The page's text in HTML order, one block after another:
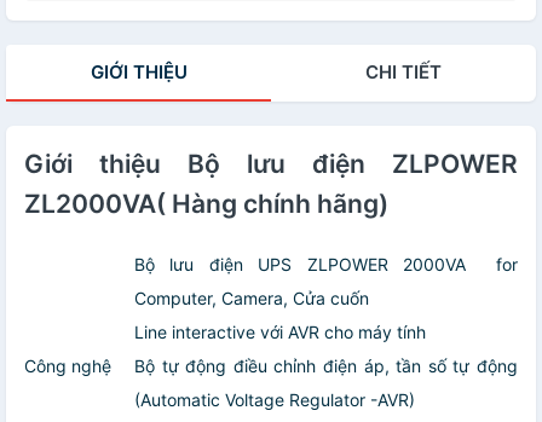
GIỚI THIỆU CHI TIẾT
Giới thiệu Bộ lưu điện ZLPOWER
ZL2000VA( Hàng chính hãng)
Bộ lưu điện UPS ZLPOWER 2000VA for
Computer, Camera, Cửa cuốn
Công nghệ
Line interactive với AVR cho máy tính
Bộ tự động điều chỉnh điện áp, tần số tự động
(Automatic Voltage Regulator -AVR)